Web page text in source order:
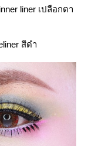
liner เปลือกตา
สีดำ